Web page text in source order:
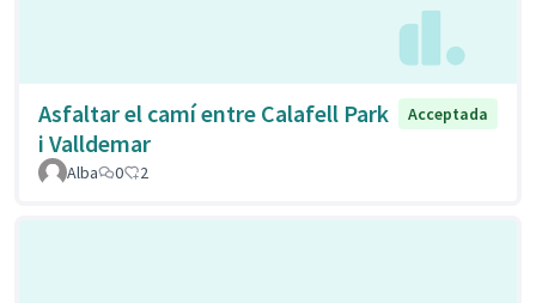
Asfaltar el camí entre Calafell Park
i Valldemar
Acceptada
Alba 0 2